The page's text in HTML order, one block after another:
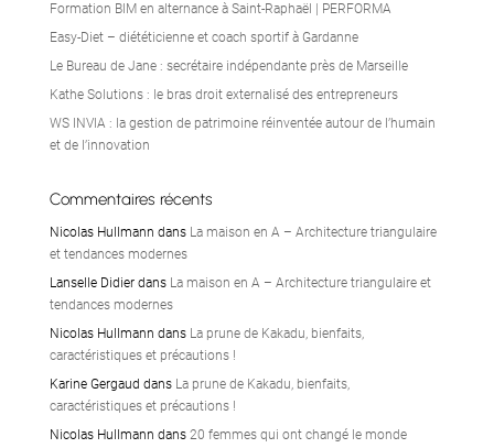
Formation BIM en alternance à Saint-Raphaël | PERFORMA
Easy-Diet – diététicienne et coach sportif à Gardanne
Le Bureau de Jane : secrétaire indépendante près de Marseille
Kathe Solutions : le bras droit externalisé des entrepreneurs
WS INVIA : la gestion de patrimoine réinventée autour de l’humain
et de l’innovation
Commentaires récents
Nicolas Hullmann dans La maison en A – Architecture triangulaire
et tendances modernes
Lanselle Didierdans La maison en A – Architecture triangulaire et
tendances modernes
Nicolas Hullmann dans La prune de Kakadu, bienfaits,
caractéristiques et précautions !
Karine Gergaud dans La prune de Kakadu, bienfaits,
caractéristiques et précautions !
Nicolas Hullmann dans 20 femmes qui ont changé le monde